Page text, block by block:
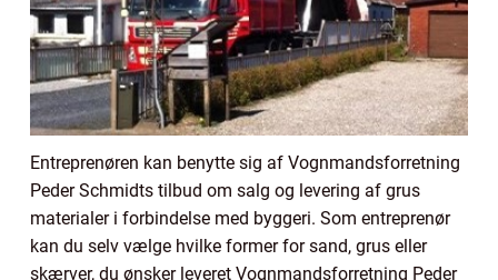
Entreprenøren kan benytte sig af Vognmandsforretning
Peder Schmidts tilbud om salg og levering af grus
materialer i forbindelse med byggeri. Som entreprenør
kan du selv vælge hvilke former for sand, grus eller
skærver, du ønsker leveret Vognmandsforretning Peder